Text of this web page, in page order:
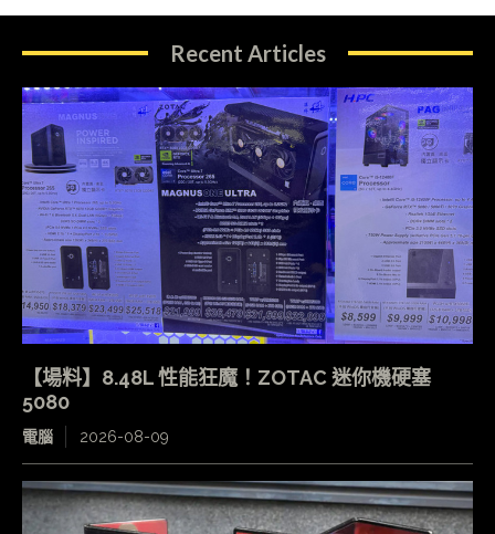
Recent Articles
【場料】8.48L 性能狂魔！ZOTAC 迷你機硬塞
5080
電腦 2026-08-09